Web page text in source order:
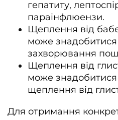
гепатиту,
параінфлюензи.
Щеплення від
може знадобитися
захворювання
Щеплення від
може
щеплення від
Для отримання